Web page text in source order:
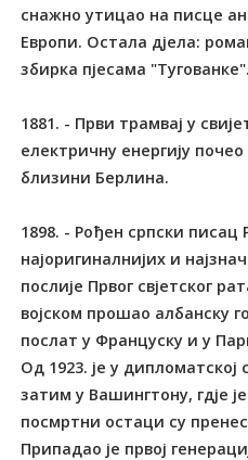
снажно утицао на писце
Европи. Остала дјела:
збирка пјесама "Тугованке".
1881. - Први трамвај у
електричну енергију
близини Берлина.
1898. - Рођен српски писац
најоригиналнијих и
послије Првог свјетског
војском прошао албанску
послат у Француску и у
Од 1923. је у
затим у Вашингтону, гдје
посмртни остаци су
Припадао је првој